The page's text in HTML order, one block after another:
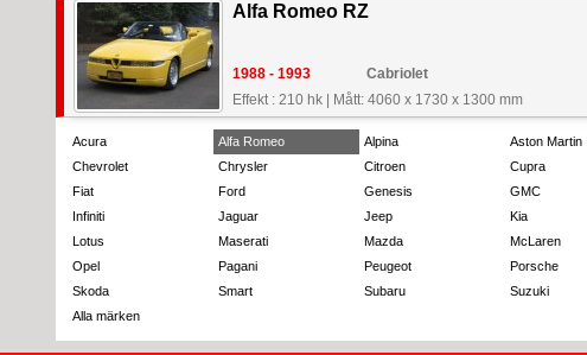
Alfa Romeo RZ
1988 - 1993
Cabriolet
Effekt : 210 hk
Mått: 4060 x 1730 x 1300 mm
Acura Alfa Romeo Alpina Aston Martin
Chevrolet
Chrysler Citroen Cupra
Fiat
Ford Genesis GMC
Infiniti
Jaguar Jeep Kia
Lotus
Maserati Mazda McLaren
Opel
Pagani Peugeot Porsche
Skoda
Smart Subaru Suzuki
Alla märken